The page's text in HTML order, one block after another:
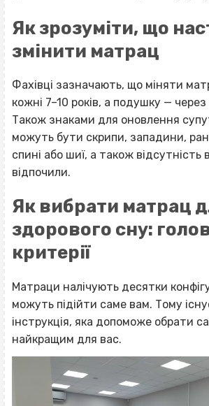
Як зрозуміти, що
змінити матрац
Фахівці зазначають, що міняти
кожні 7–10 років, а подушку —
Також знаками для оновлення
можуть бути скрипи, западини,
спині або шиї, а також відсутність
відпочили.
Як вибрати матрац
здорового сну:
критерії
Матраци налічують десятки
можуть підійти саме вам. Тому
інструкція, яка допоможе обрати
найкращим для вас.